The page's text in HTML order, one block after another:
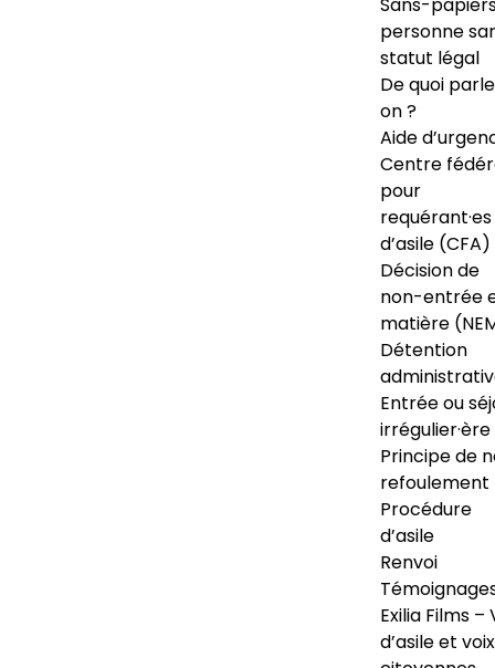
personne
statut légal
De quoi
on ?
Aide
Centre
pour
requérant·es
d’asile (CFA)
Décision de
non-entrée
matière
Détention
Entrée ou
irrégulier·ère
Principe de
refoulement
Procédure
d’asile
Renvoi
Exilia Films –
d’asile et voix